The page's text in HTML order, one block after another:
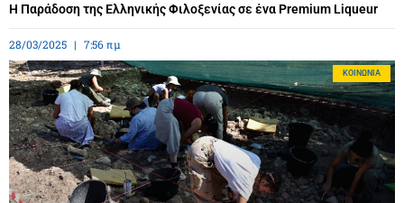
Η Παράδοση της Ελληνικής Φιλοξενίας σε ένα Premium Liqueur
28/03/2025 7:56 πμ
ΚΟΙΝΩΝΊΑ